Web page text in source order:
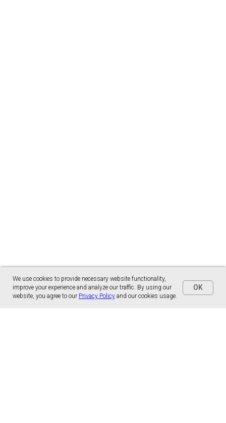
We use cookies to provide necessary website functionality,
improve your experience and analyze our traffic. By using our
website, you agree to our Privacy Policy and our cookies usage.
OK